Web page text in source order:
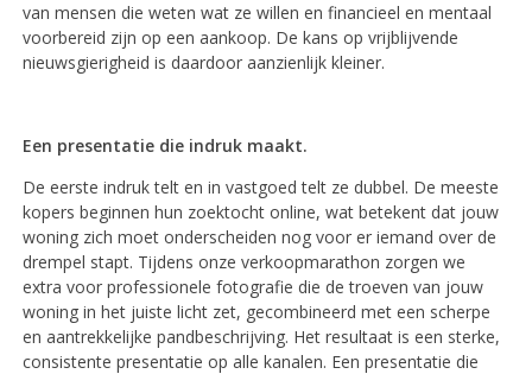
van mensen die weten wat ze willen en financieel en mentaal
voorbereid zijn op een aankoop. De kans op vrijblijvende
nieuwsgierigheid is daardoor aanzienlijk kleiner.
Een presentatie die indruk maakt.
De eerste indruk telt en in vastgoed telt ze dubbel. De meeste
kopers beginnen hun zoektocht online, wat betekent dat jouw
woning zich moet onderscheiden nog voor er iemand over de
drempel stapt. Tijdens onze verkoopmarathon zorgen we
extra voor professionele fotografie die de troeven van jouw
woning in het juiste licht zet, gecombineerd met een scherpe
en aantrekkelijke pandbeschrijving. Het resultaat is een sterke,
consistente presentatie op alle kanalen. Een presentatie die